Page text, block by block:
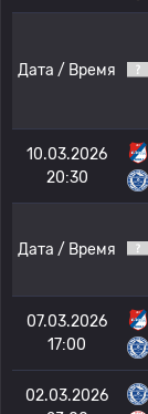
Дата / Время
10.03.2026
20:30
Дата / Время
07.03.2026
17:00
02.03.2026